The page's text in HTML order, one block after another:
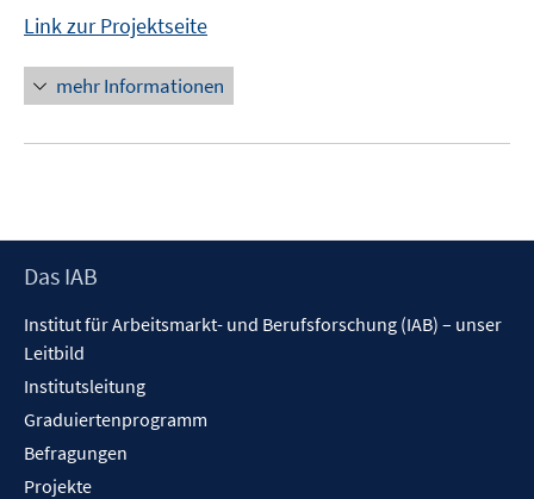
Link zur Projektseite
mehr Informationen
Footer
Das IAB
Institut für Arbeitsmarkt- und Berufsforschung (IAB) – unser
Leitbild
Institutsleitung
Graduiertenprogramm
Befragungen
Projekte